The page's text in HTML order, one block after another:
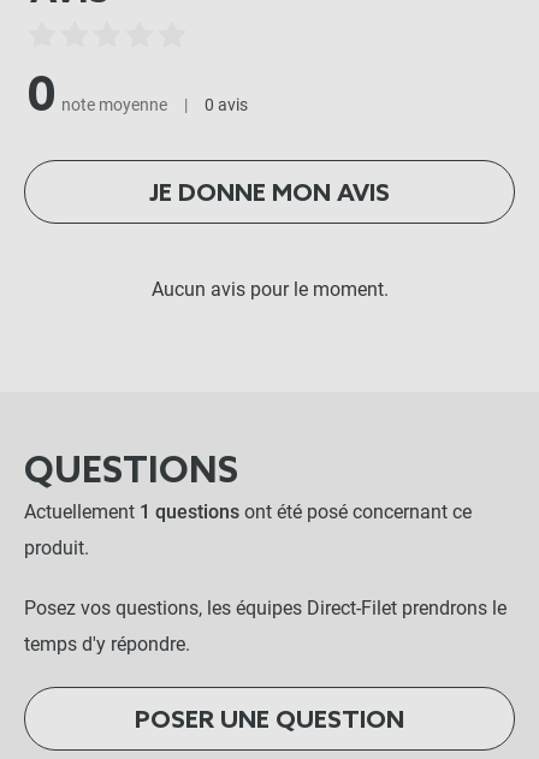
0 note moyenne | 0 avis
JE DONNE MON AVIS
Aucun avis pour le moment.
QUESTIONS
Actuellement 1 questions ont été posé concernant ce
produit.
Posez vos questions, les équipes Direct-Filet prendrons le
temps d'y répondre.
POSER UNE QUESTION